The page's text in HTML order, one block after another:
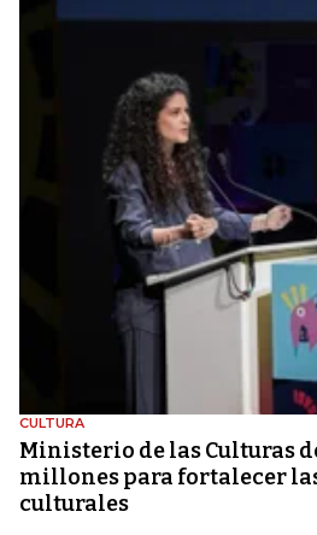
CULTURA
Ministerio de las Culturas
millones para fortalecer
culturales